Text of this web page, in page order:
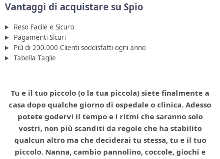
Vantaggi di acquistare su Spio
Reso Facile e Sicuro
Pagamenti Sicuri
Più di 200.000 Clienti soddisfatti ogni anno
Tabella Taglie
Tu e il tuo piccolo (o la tua piccola) siete finalmente a
casa dopo qualche giorno di ospedale o clinica. Adesso
potete godervi il tempo e i ritmi che saranno solo
vostri, non più scanditi da regole che ha stabilito
qualcun altro ma che deciderai tu stessa, tu e il tuo
piccolo. Nanna, cambio pannolino, coccole, giochi e